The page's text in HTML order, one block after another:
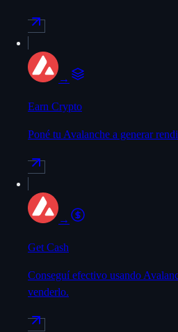
→
Earn Crypto
Poné tu Avalanche a generar
→
Get Cash
Conseguí efectivo usando
venderlo.